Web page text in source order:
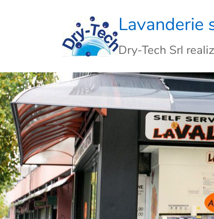
Lavanderie
Dry-Tech Srl